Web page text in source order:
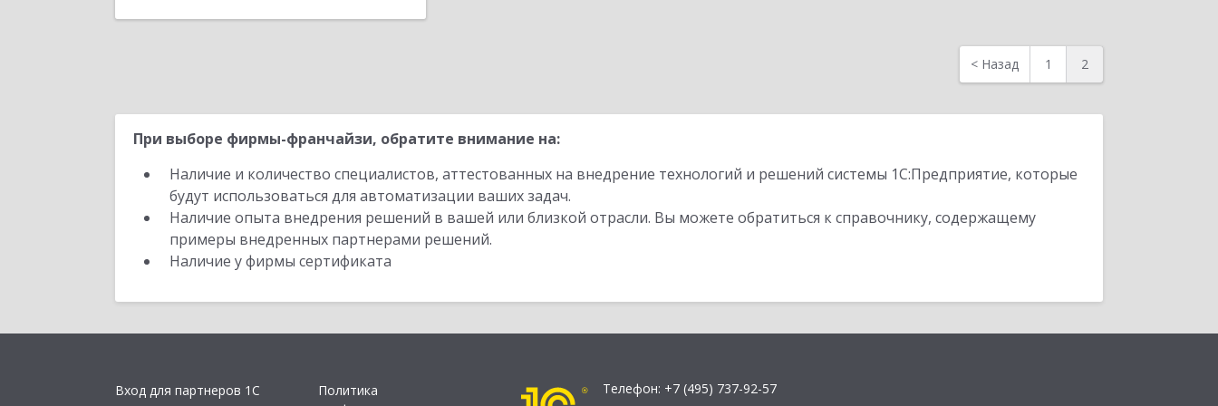
< Назад 1 2
При выборе фирмы-франчайзи, обратите внимание на:
Наличие и количество специалистов, аттестованных на внедрение технологий и решений системы 1С:Предприятие, которые
будут использоваться для автоматизации ваших задач.
Наличие опыта внедрения решений в вашей или близкой отрасли. Вы можете обратиться к справочнику, содержащему
примеры внедренных партнерами решений.
Наличие у фирмы сертификата
Вход для партнеров 1С
Политика
Телефон: +7 (495) 737-92-57